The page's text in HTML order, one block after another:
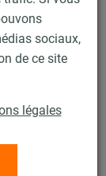
sociaux,
de ce site
légales
poire de type EHS
/ 60